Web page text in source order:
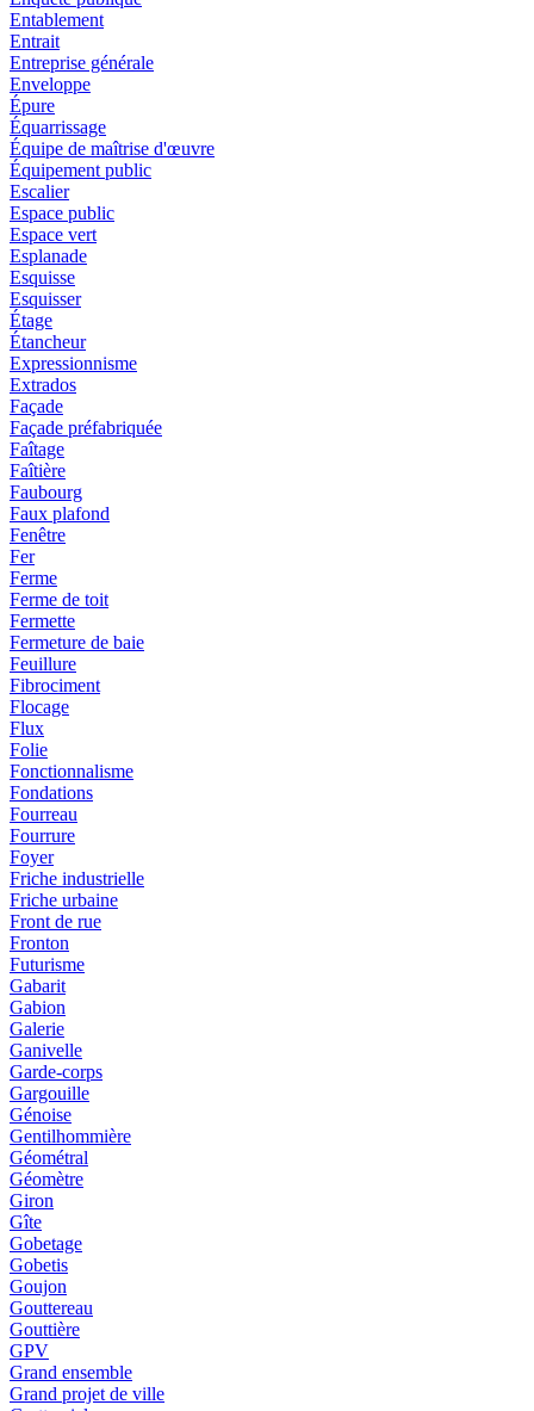
Entablement
Entrait
Entreprise générale
Enveloppe
Épure
Équarrissage
Équipe de maîtrise d'œuvre
Équipement public
Escalier
Espace public
Espace vert
Esplanade
Esquisse
Esquisser
Étage
Étancheur
Expressionnisme
Extrados
Façade
Façade préfabriquée
Faîtage
Faîtière
Faubourg
Faux plafond
Fenêtre
Fer
Ferme
Ferme de toit
Fermette
Fermeture de baie
Feuillure
Fibrociment
Flocage
Flux
Folie
Fonctionnalisme
Fondations
Fourreau
Fourrure
Foyer
Friche industrielle
Friche urbaine
Front de rue
Fronton
Futurisme
Gabarit
Gabion
Galerie
Ganivelle
Garde-corps
Gargouille
Génoise
Gentilhommière
Géométral
Géomètre
Giron
Gîte
Gobetage
Gobetis
Goujon
Gouttereau
Gouttière
GPV
Grand ensemble
Grand projet de ville